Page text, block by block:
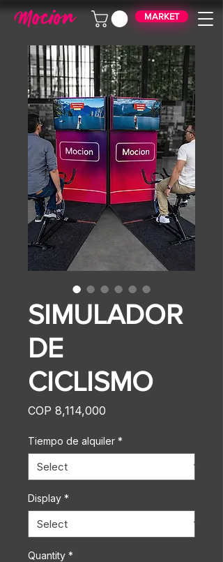
MARKET
SIMULADOR
DE
CICLISMO
COP 8,114,000
Tiempo de alquiler *
Display *
Quantity *